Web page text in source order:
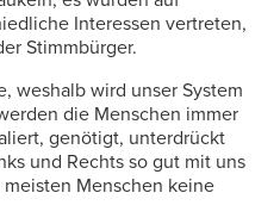
Interessen vertreten,
Stimmbürger.
weshalb wird unser System
die Menschen immer
genötigt, unterdrückt
und Rechts so gut mit uns
meisten Menschen keine